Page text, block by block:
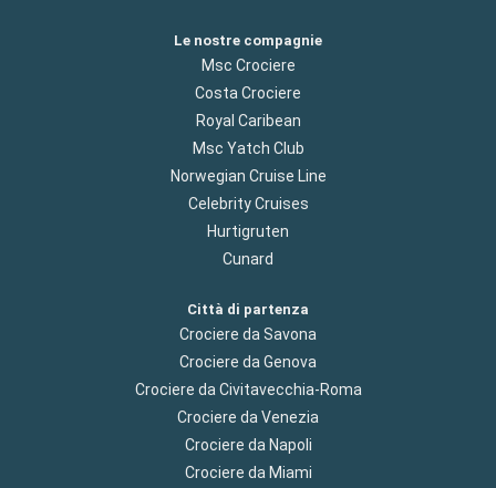
Le nostre compagnie
Msc Crociere
Costa Crociere
Royal Caribean
Msc Yatch Club
Norwegian Cruise Line
Celebrity Cruises
Hurtigruten
Cunard
Città di partenza
Crociere da Savona
Crociere da Genova
Crociere da Civitavecchia-Roma
Crociere da Venezia
Crociere da Napoli
Crociere da Miami